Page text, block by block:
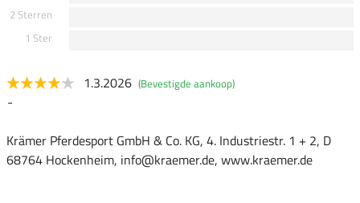
2 Sterren
1 Ster
1.3.2026 (Bevestigde aankoop)
-
Krämer Pferdesport GmbH & Co. KG, 4. Industriestr. 1 + 2, D
68764 Hockenheim, info@kraemer.de, www.kraemer.de